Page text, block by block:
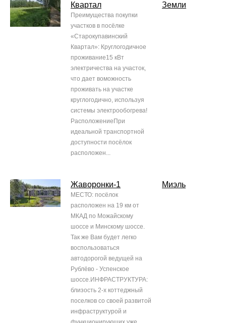
Квартал
Преимущества покупки
участков в посёлке
«Старокупавинский
Квартал»: Круглогодичное
проживание15 кВт
электричества на участок,
что дает воможность
проживать на участке
круглогодично, используя
системы электрообогрева!
РасположениеПри
идеальной транспортной
доступности посёлок
расположен...
Земли
Жаворонки-1
МЕСТО: посёлок
расположен на 19 км от
МКАД по Можайскому
шоссе и Минскому шоссе.
Так же Вам будет легко
воспользоваться
автодорогой ведущей на
Рублёво - Успенское
шоссе.ИНФРАСТРУКТУРА:
близость 2-х коттеджный
поселков со своей развитой
инфраструктурой и
Миэль